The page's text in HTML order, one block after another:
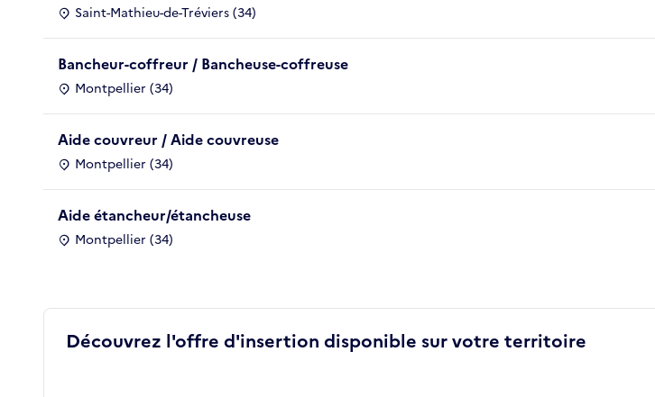
Saint-Mathieu-de-Tréviers (34)
Bancheur-coffreur / Bancheuse-coffreuse
Montpellier (34)
Aide couvreur / Aide couvreuse
Montpellier (34)
Aide étancheur/étancheuse
Montpellier (34)
Découvrez l'offre d'insertion disponible sur votre territoire